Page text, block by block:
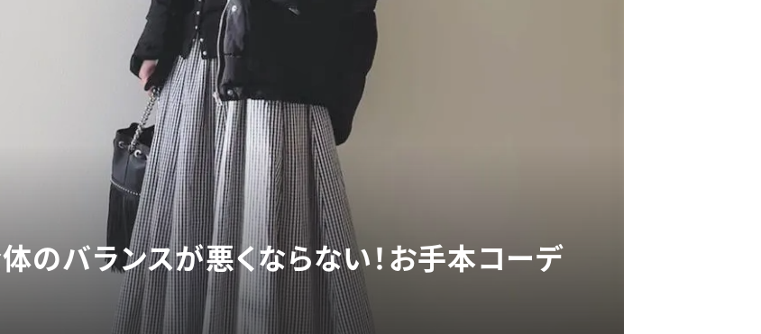
体のバランスが悪くならない！お手本コーデ